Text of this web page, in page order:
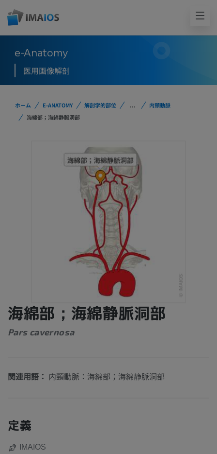
e-Anatomy
医用画像解剖
ホーム E-ANATOMY 解剖学的部位 ...
内頸動脈
海綿部；海綿静脈洞部
海綿部；海綿静脈洞部
Pars cavernosa
関連用語： 内頸動脈：海綿部；海綿静脈洞部
定義
IMAIOS